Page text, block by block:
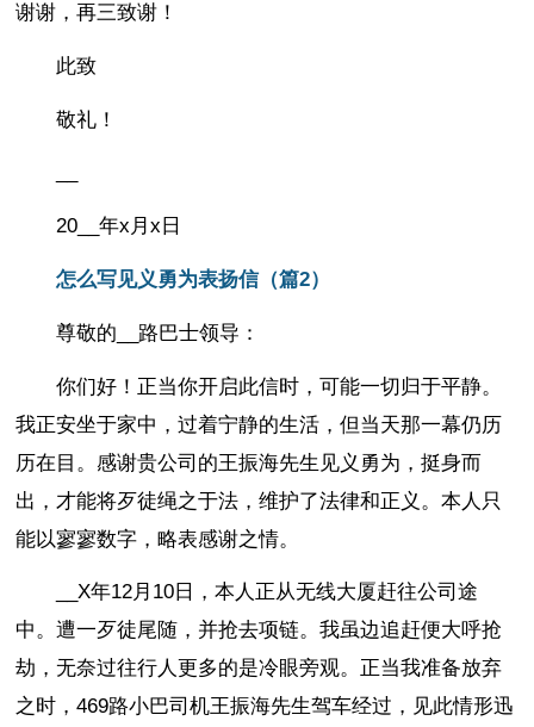
谢谢，再三致谢！
此致
敬礼！
20__年x月x日
怎么写见义勇为表扬信（篇2）
尊敬的__路巴士领导：
你们好！正当你开启此信时，可能一切归于平静。
我正安坐于家中，过着宁静的生活，但当天那一幕仍历
历在目。感谢贵公司的王振海先生见义勇为，挺身而
出，才能将歹徒绳之于法，维护了法律和正义。本人只
能以寥寥数字，略表感谢之情。
__X年12月10日，本人正从无线大厦赶往公司途
中。遭一歹徒尾随，并抢去项链。我虽边追赶便大呼抢
劫，无奈过往行人更多的是冷眼旁观。正当我准备放弃
之时，469路小巴司机王振海先生驾车经过，见此情形迅